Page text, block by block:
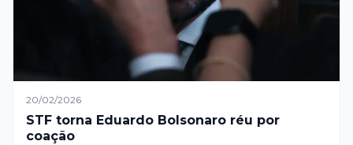
20/02/2026
STF torna Eduardo Bolsonaro réu por
coação